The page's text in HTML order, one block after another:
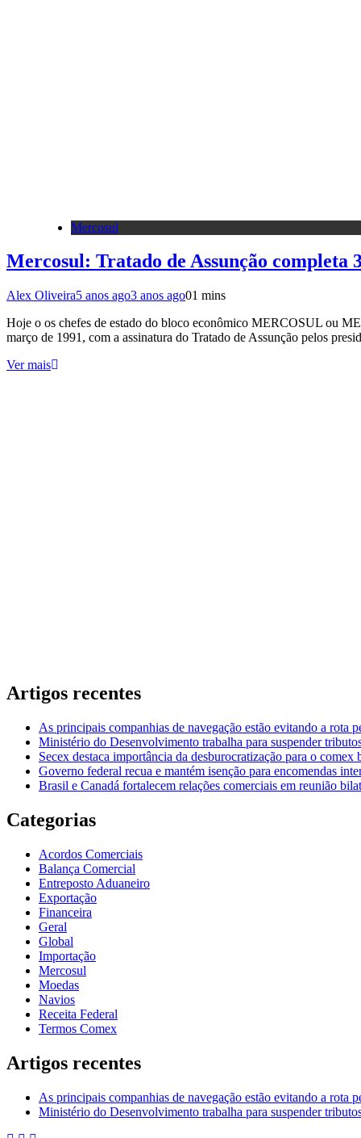
Mercosul
Mercosul: Tratado de Assunção completa
Alex Oliveira5 anos ago3 anos ago01 mins
Hoje o os chefes de estado do bloco econômico MERCOSUL ou
março de 1991, com a assinatura do Tratado de Assunção pelos
Ver mais
Artigos recentes
As principais companhias de navegação estão evitando a rota
Ministério do Desenvolvimento trabalha para suspender
Secex destaca importância da desburocratização para o
Governo federal recua e mantém isenção para encomendas
Brasil e Canadá fortalecem relações comerciais em reunião
Categorias
Acordos Comerciais
Balança Comercial
Entreposto Aduaneiro
Exportação
Financeira
Geral
Global
Importação
Mercosul
Moedas
Navios
Receita Federal
Termos Comex
Artigos recentes
As principais companhias de navegação estão evitando a rota
Ministério do Desenvolvimento trabalha para suspender